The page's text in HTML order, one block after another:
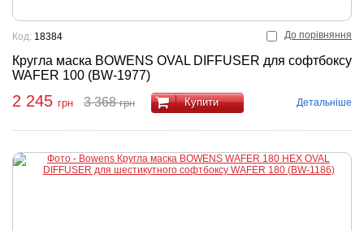
До порівняння
Кругла маска BOWENS OVAL DIFFUSER для софтбоксу
WAFER 100 (BW-1977)
Код: 18384
2 245 грн 3 368грн Купити Детальніше